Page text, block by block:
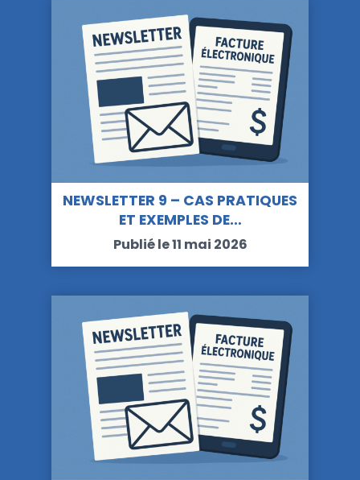
NEWSLETTER 9 – CAS PRATIQUES
ET EXEMPLES DE…
Publié le 11 mai 2026